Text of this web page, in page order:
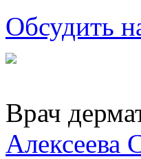
Обсудить
Врач
Алексеева